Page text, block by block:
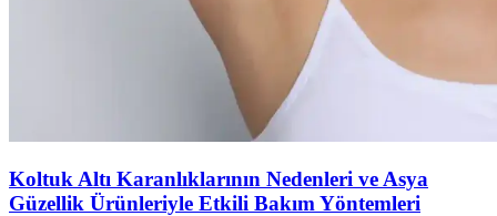
Koltuk Altı Karanlıklarının Nedenleri ve Asya
Güzellik Ürünleriyle Etkili Bakım Yöntemleri